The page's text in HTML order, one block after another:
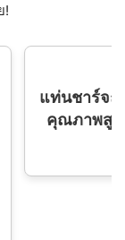
!
อน/pcs BST
mAh 3.7 V